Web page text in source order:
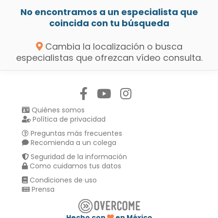
No encontramos a un especialista que
coincida con tu búsqueda
Cambia la localización o busca
especialistas que ofrezcan vídeo consulta.
Quiénes somos
Política de privacidad
Preguntas más frecuentes
Recomienda a un colega
Seguridad de la información
Como cuidamos tus datos
Condiciones de uso
Prensa